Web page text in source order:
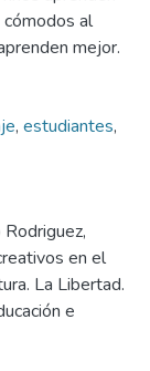
al
mejor.
, estudiantes,
en el
La Libertad.
e